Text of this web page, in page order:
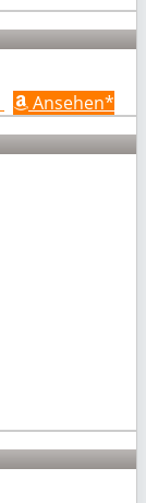
Ansehen*